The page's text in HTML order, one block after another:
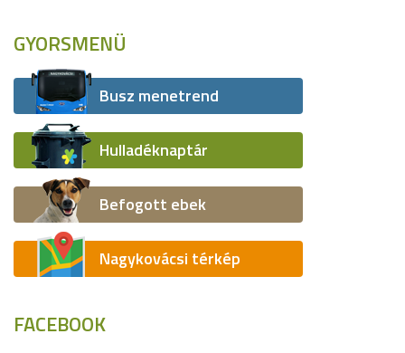
GYORSMENÜ
Busz menetrend
Hulladéknaptár
Befogott ebek
Nagykovácsi térkép
FACEBOOK